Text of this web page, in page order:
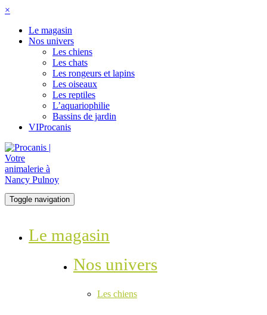
×
Le magasin
Nos univers
Les chiens
Les chats
Les rongeurs et lapins
Les oiseaux
Les reptiles
L’aquariophilie
Bassins de jardin
VIProcanis
Toggle navigation
Le magasin
Nos univers
Les chiens